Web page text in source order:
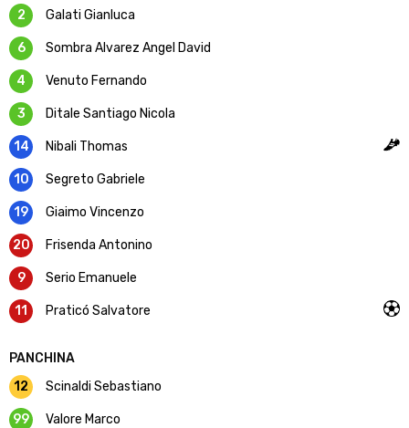
2 Galati Gianluca
6 Sombra Alvarez Angel David
4 Venuto Fernando
3 Ditale Santiago Nicola
14 Nibali Thomas
10 Segreto Gabriele
19 Giaimo Vincenzo
20 Frisenda Antonino
9 Serio Emanuele
11 Praticó Salvatore
PANCHINA
12
Scinaldi Sebastiano
99 Valore Marco